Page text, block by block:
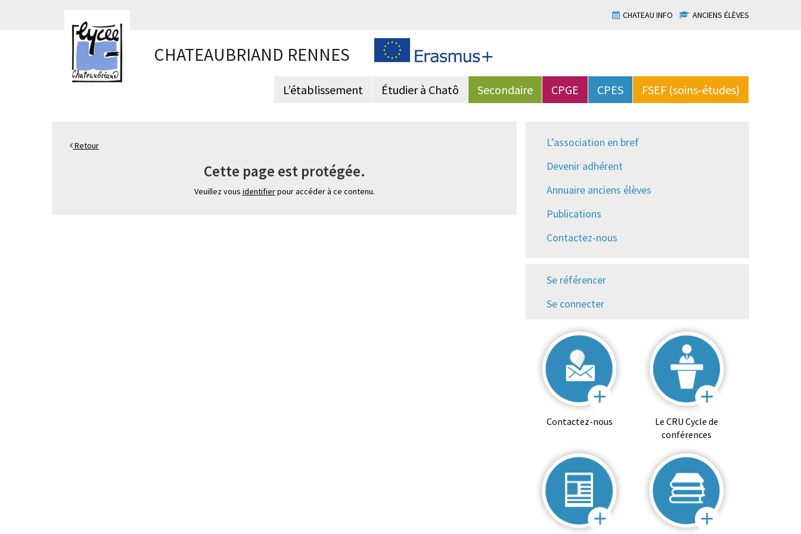
CHATEAU INFO ANCIENS ÉLÈVES
CHATEAUBRIAND RENNES
L’établissement Étudier à Chatô Secondaire CPGE CPES FSEF (soins-études)
Retour
Cette page est protégée.
Veuillez vous identifierpour accéder à ce contenu.
L’association en bref
Devenir adhérent
Annuaire anciens élèves
Publications
Contactez-nous
Se référencer
Se connecter
Contactez-nous
Le CRU Cycle de
conférences